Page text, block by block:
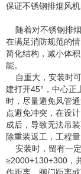
保证不锈钢排烟风
随着对不锈钢排烟
在满足消防规范的
简化结构，减小体
能。
自重大，安装时可
建打开45°，中心正
时，尽量避免风管
点避免冲突，在设
成后，导致无法吊
除重装返工，工程量
安装时，留有一
≥2000+130+300，